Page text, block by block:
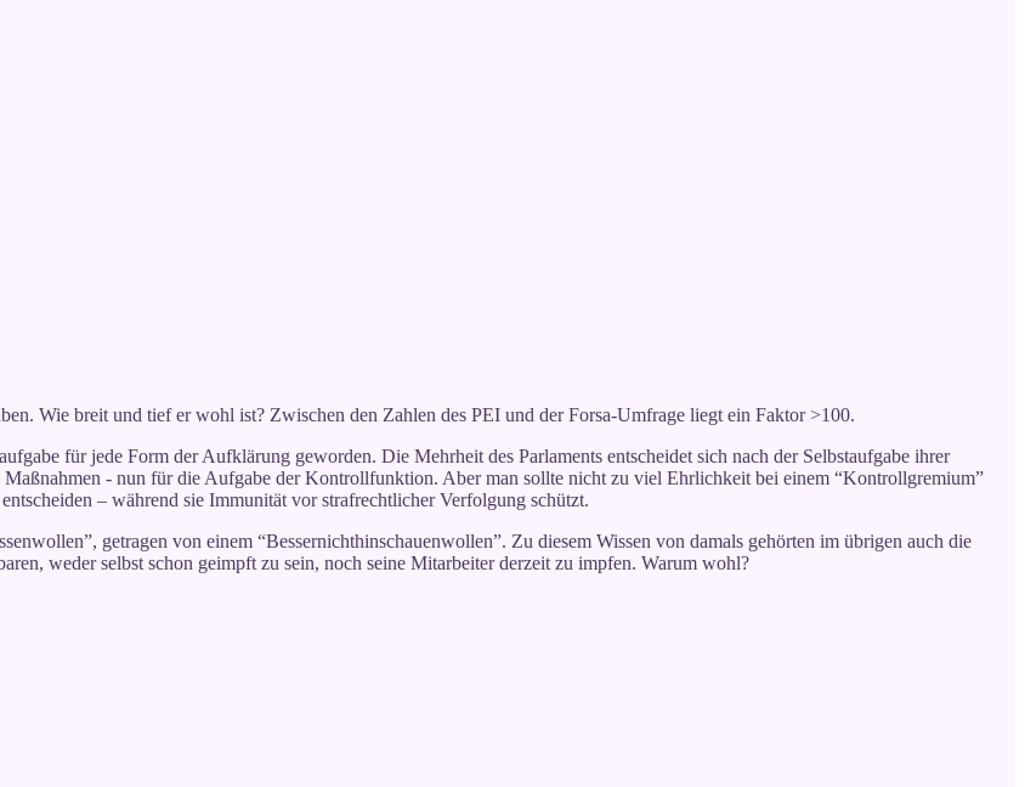
Wie breit und tief er wohl ist? Zwischen den Zahlen des PEI und der Forsa-Umfrage liegt ein Faktor >100.
für jede Form der Aufklärung geworden. Die Mehrheit des Parlaments entscheidet sich nach der Selbstaufgabe ihrer
- nun für die Aufgabe der Kontrollfunktion. Aber man sollte nicht zu viel Ehrlichkeit bei einem “Kontrollgremium”
– während sie Immunität vor strafrechtlicher Verfolgung schützt.
getragen von einem “Bessernichthinschauenwollen”. Zu diesem Wissen von damals gehörten im übrigen auch die
weder selbst schon geimpft zu sein, noch seine Mitarbeiter derzeit zu impfen. Warum wohl?